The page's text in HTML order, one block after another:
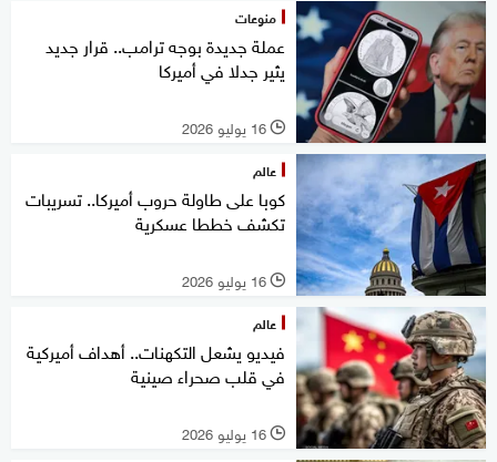
منوعات
عملة جديدة بوجه ترامب.. قرار جديد
يثير جدلا في أميركا
l 16 يوليو 2026
عالم
كوبا على طاولة حروب أميركا.. تسريبات
تكشف خططا عسكرية
l 16 يوليو 2026
عالم
فيديو يشعل التكهنات.. أهداف أميركية
في قلب صحراء صينية
l 16 يوليو 2026